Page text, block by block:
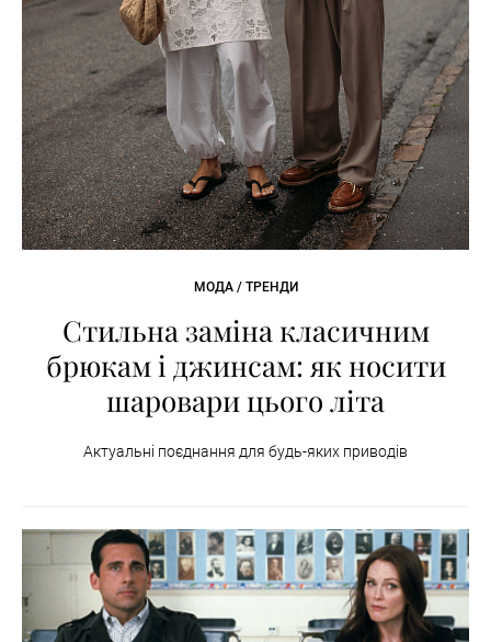
МОДА / ТРЕНДИ
Стильна заміна класичним
брюкам і джинсам: як носити
шаровари цього літа
Актуальні поєднання для будь-яких приводів